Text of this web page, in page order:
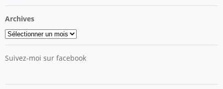
Archives
Archives
Suivez-moi sur facebook